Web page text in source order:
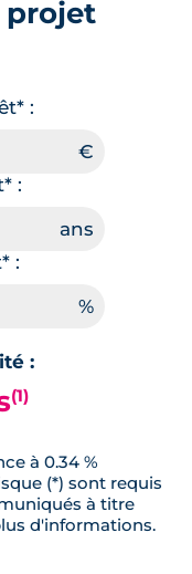
projet
:
:
:
:
(1)
à 0.34 %
(*) sont requis
à titre
d'informations.